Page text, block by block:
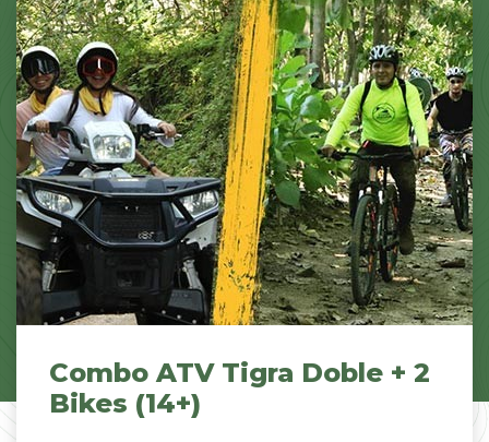
Combo ATV Tigra Single +
Hike (04+)